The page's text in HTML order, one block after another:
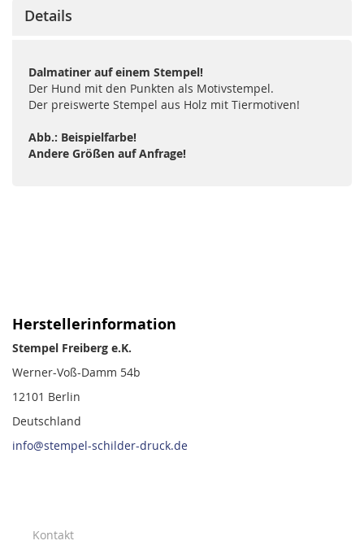
Details
Dalmatiner auf einem Stempel!
Der Hund mit den Punkten als Motivstempel.
Der preiswerte Stempel aus Holz mit Tiermotiven!
Abb.: Beispielfarbe!
Andere Größen auf Anfrage!
Herstellerinformation
Stempel Freiberg e.K.
Werner-Voß-Damm 54b
12101 Berlin
Deutschland
info@stempel-schilder-druck.de
Kontakt